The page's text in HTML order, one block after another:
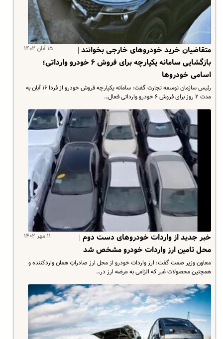
۱۵ آبان ۱۴۰۲
متقاضیان خرید خودروهای خارجی بخوانند |
بازگشایی سامانه یکپارچه برای فروش ۶ خودرو وارداتی؛
اسامی خودروها
رئیس سازمان توسعه تجارت گفت: سامانه یکپارچه فروش خودرو از فردا ۱۶ آبان به
مدت ۲ روز برای فروش ۶ خودرو وارداتی فعال…
۱۱ مهر ۱۴۰۲
خبر جدید از واردات خودروهای دست دوم |
محل تامین ارز واردات خودرو مشخص شد
معاون وزیر صمت گفت: ارز واردات خودرو از محل ارز صادراتِ همان واردکننده و
همچنین محصولات غیر که الزامی به عرضه ارز در…